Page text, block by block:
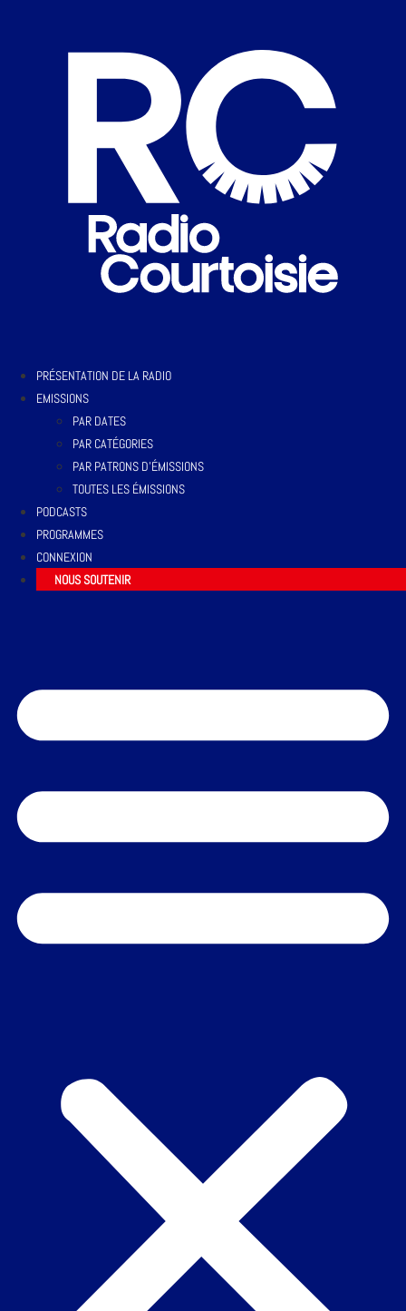
PRÉSENTATION DE LA RADIO
EMISSIONS
PAR DATES
PAR CATÉGORIES
PAR PATRONS D’ÉMISSIONS
TOUTES LES ÉMISSIONS
PODCASTS
PROGRAMMES
CONNEXION
NOUS SOUTENIR